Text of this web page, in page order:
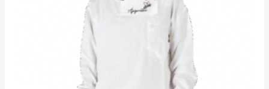
opzioni
possono
essere
scelte